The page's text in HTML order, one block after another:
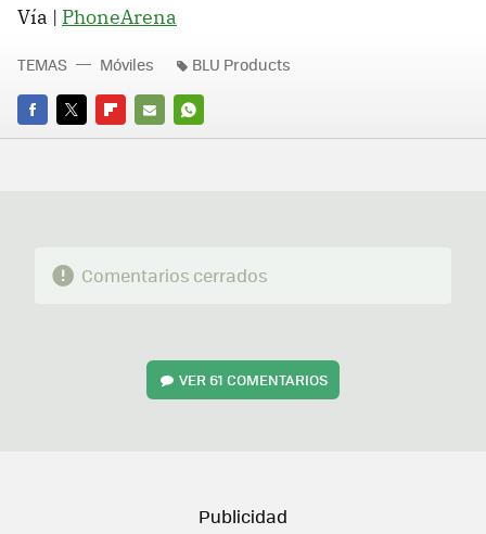
Vía | PhoneArena
FACEBOOK
TWITTERFLIPBOARD
E-
WHATSAPP
TEMAS Móviles BLU Products
Comentarios cerrados
VER61 COMENTARIOS